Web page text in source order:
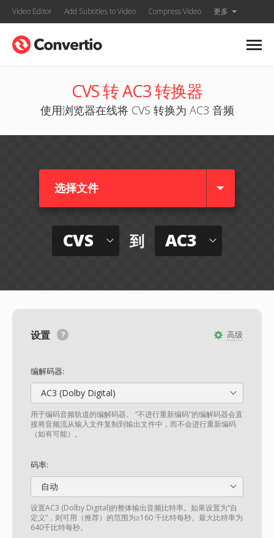
Video Editor Add Subtitles to Video Compress Video 更多
CVS 转 AC3 转换器
使用浏览器在线将 CVS 转换为 AC3 音频
选择文件
CVS 到 AC3
高级
设置
编解码器:
AC3 (Dolby Digital)
用于编码音频轨道的编解码器。 “不进行重新编码”的编解码器会直
接将音频流从输入文件复制到输出文件中，而不会进行重新编码
（如有可能）。
码率:
自动
设置AC3 (Dolby Digital)的整体输出音频比特率。如果设置为“自
定义”，则可用（推荐）的范围为≥160 千比特每秒。最大比特率为
640千比特每秒。